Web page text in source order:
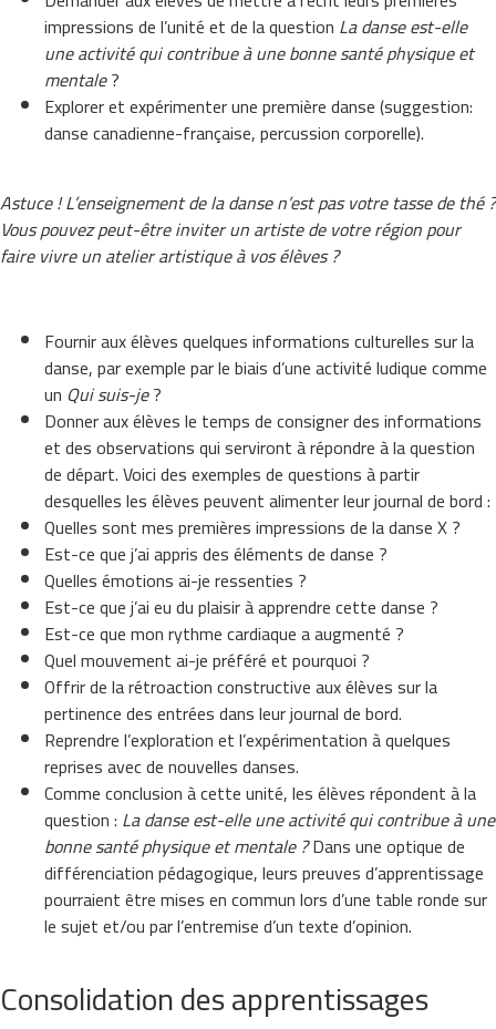
impressions de l’unité et de la question La danse est-elle
une activité qui contribue à une bonne santé physique et
mentale?
Explorer et expérimenter une première danse (suggestion:
danse canadienne-française, percussion corporelle).
Astuce ! L’enseignement de la danse n’est pas votre tasse de thé ?
Vous pouvez peut-être inviter un artiste de votre région pour
faire vivre un atelier artistique à vos élèves ?
Fournir aux élèves quelques informations culturelles sur la
danse, par exemple par le biais d’une activité ludique comme
un Qui suis-je?
Donner aux élèves le temps de consigner des informations
et des observations qui serviront à répondre à la question
de départ. Voici des exemples de questions à partir
desquelles les élèves peuvent alimenter leur journal de bord :
Quelles sont mes premières impressions de la danse X ?
Est-ce que j’ai appris des éléments de danse ?
Quelles émotions ai-je ressenties ?
Est-ce que j’ai eu du plaisir à apprendre cette danse ?
Est-ce que mon rythme cardiaque a augmenté ?
Quel mouvement ai-je préféré et pourquoi ?
Offrir de la rétroaction constructive aux élèves sur la
pertinence des entrées dans leur journal de bord.
Reprendre l’exploration et l’expérimentation à quelques
reprises avec de nouvelles danses.
Comme conclusion à cette unité, les élèves répondent à la
question : La danse est-elle une activité qui contribue à une
bonne santé physique et mentale ?Dans une optique de
différenciation pédagogique, leurs preuves d’apprentissage
pourraient être mises en commun lors d’une table ronde sur
le sujet et/ou par l’entremise d’un texte d’opinion.
Consolidation des apprentissages